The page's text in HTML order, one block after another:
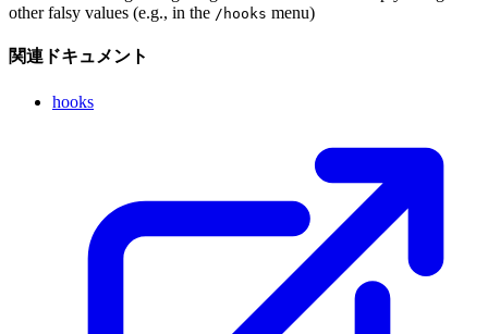
other falsy values (e.g., in the /hooks menu)
関連ドキュメント
hooks